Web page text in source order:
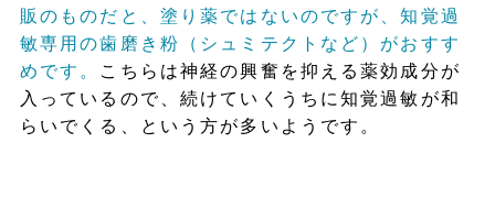
販のものだと、塗り薬ではないのですが、知覚過
敏専用の歯磨き粉（シュミテクトなど）がおすす
めです。 こちらは神経の興奮を抑える薬効成分が
入っているので、続けていくうちに知覚過敏が和
らいでくる、という方が多いようです。